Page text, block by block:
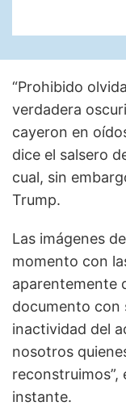
“Prohibido
verdadera
cayeron en
dice el salsero
cual, sin
Trump.
Las imágenes
momento con
aparentemente
documento con
inactividad del
nosotros
reconstruimos”,
instante.